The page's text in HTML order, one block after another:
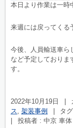
本日より作業は一時
来週には戻ってくる
今後、人員輸送車ら
など予定しておりま
す。
2022年10月19日 |
ス
架装事例 | タ
|
投稿者 : 中京 車体